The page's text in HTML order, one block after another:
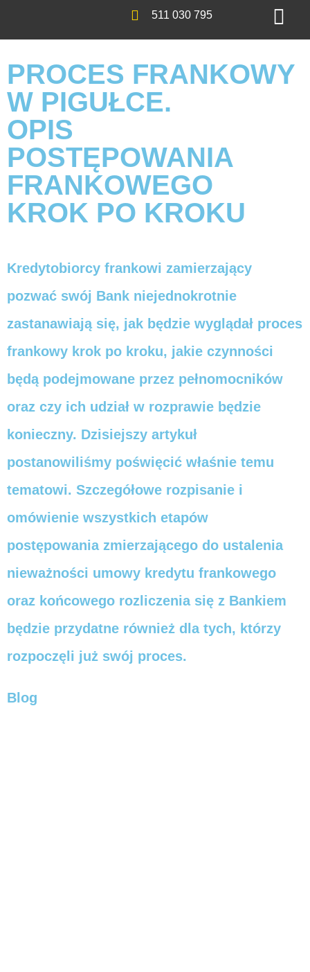
511 030 795
PROCES FRANKOWY
W PIGUŁCE.
OPIS
POSTĘPOWANIA
FRANKOWEGO
KROK PO KROKU
Kredytobiorcy frankowi zamierzający
pozwać swój Bank niejednokrotnie
zastanawiają się, jak będzie wyglądał proces
frankowy krok po kroku, jakie czynności
będą podejmowane przez pełnomocników
oraz czy ich udział w rozprawie będzie
konieczny. Dzisiejszy artykuł
postanowiliśmy poświęcić właśnie temu
tematowi. Szczegółowe rozpisanie i
omówienie wszystkich etapów
postępowania zmierzającego do ustalenia
nieważności umowy kredytu frankowego
oraz końcowego rozliczenia się z Bankiem
będzie przydatne również dla tych, którzy
rozpoczęli już swój proces.
Blog